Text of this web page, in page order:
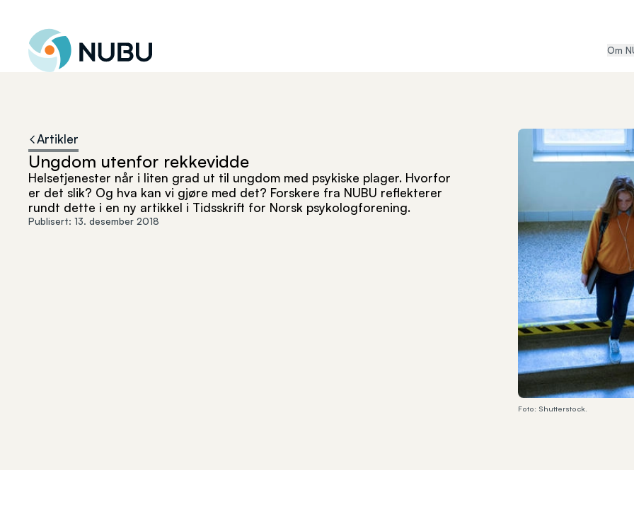
Til forsiden
Om
Artikler
Ungdom utenfor rekkevidde
Helsetjenester når i liten grad ut til ungdom med psykiske plager. Hvorfor
er det slik? Og hva kan vi gjøre med det? Forskere fra NUBU reflekterer
rundt dette i en ny artikkel i Tidsskrift for Norsk psykologforening.
Publisert: 13. desember 2018
Foto: Shutterstock.